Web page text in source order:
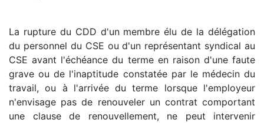
La rupture du CDD d'un membre élu de la délégation
du personnel du CSE ou d'un représentant syndical au
CSE avant l'échéance du terme en raison d'une faute
grave ou de l'inaptitude constatée par le médecin du
travail, ou à l'arrivée du terme lorsque l'employeur
n'envisage pas de renouveler un contrat comportant
une clause de renouvellement, ne peut intervenir